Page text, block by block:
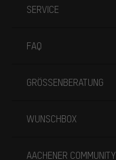
SERVICE
FAQ
GRÖSSENBERATUNG
WUNSCHBOX
AACHENER COMMUNITY